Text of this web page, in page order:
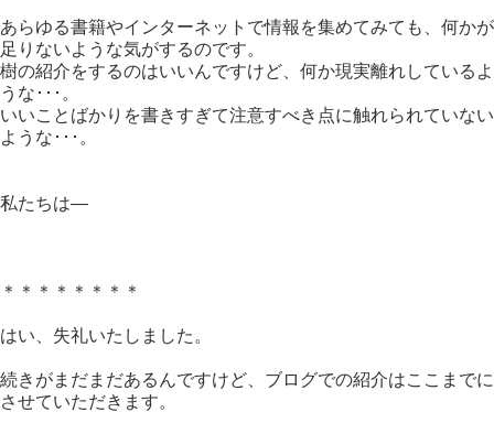
あらゆる書籍やインターネットで情報を集めてみても、何かが
足りないような気がするのです。
樹の紹介をするのはいいんですけど、何か現実離れしているよ
うな･･･。
いいことばかりを書きすぎて注意すべき点に触れられていない
ような･･･。
私たちは―
＊＊＊＊＊＊＊＊
はい、失礼いたしました。
続きがまだまだあるんですけど、ブログでの紹介はここまでに
させていただきます。